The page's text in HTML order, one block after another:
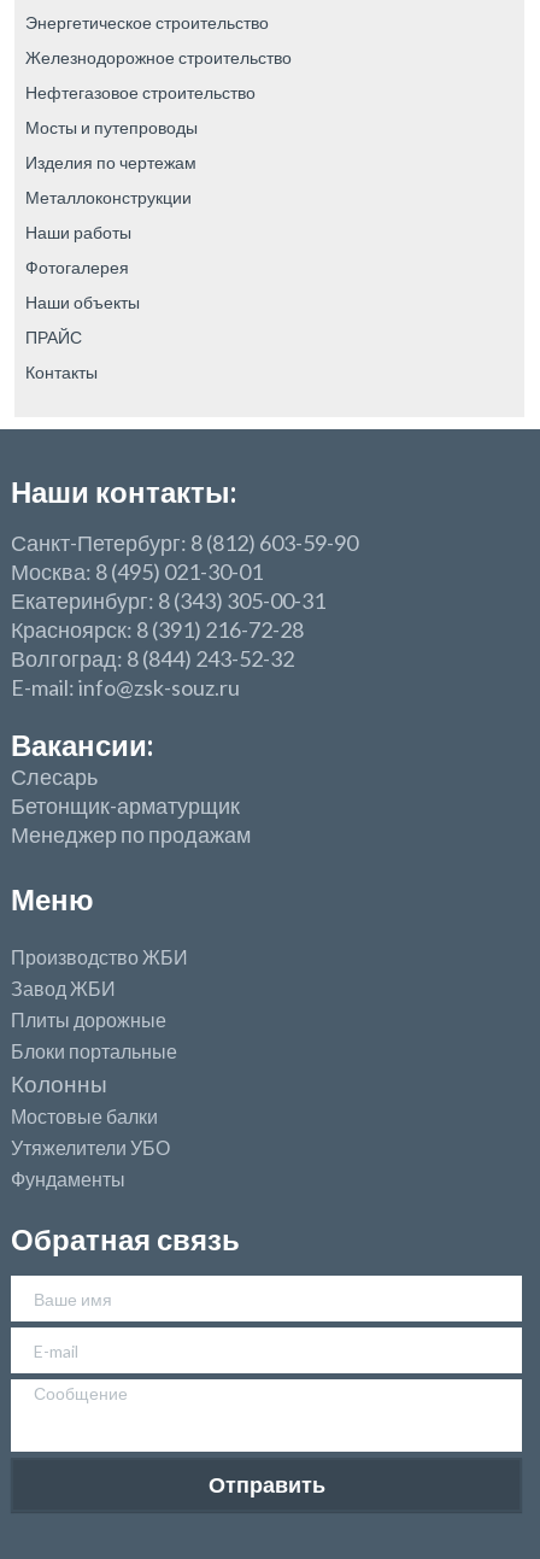
Энергетическое строительство
Железнодорожное строительство
Нефтегазовое строительство
Мосты и путепроводы
Изделия по чертежам
Металлоконструкции
Наши работы
Фотогалерея
Наши объекты
ПРАЙС
Контакты
Наши контакты:
Санкт-Петербург: 8 (812) 603-59-90
Москва: 8 (495) 021-30-01
Екатеринбург: 8 (343) 305-00-31
Красноярск: 8 (391) 216-72-28
Волгоград: 8 (844) 243-52-32
E-mail: info@zsk-souz.ru
Вакансии:
Слесарь
Бетонщик-арматурщик
Менеджер по продажам
Меню
Производство ЖБИ
Завод ЖБИ
Плиты дорожные
Блоки портальные
Колонны
Мостовые балки
Утяжелители УБО
Фундаменты
Обратная связь